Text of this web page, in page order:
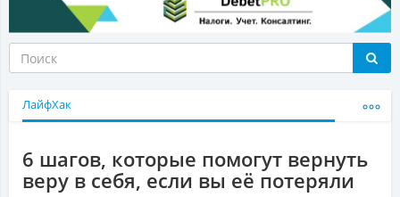
ЛайфХак
6 шагов, которые помогут вернуть
веру в себя, если вы её потеряли